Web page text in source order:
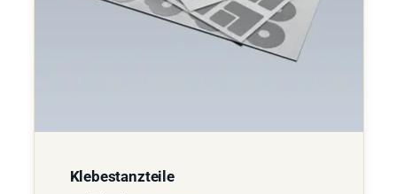
Klebestanzteile